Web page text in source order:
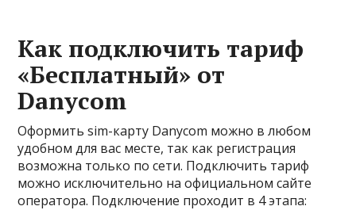
Как подключить тариф
«Бесплатный» от
Danycom
Оформить sim-карту Danycom можно в любом
удобном для вас месте, так как регистрация
возможна только по сети. Подключить тариф
можно исключительно на официальном сайте
оператора. Подключение проходит в 4 этапа: